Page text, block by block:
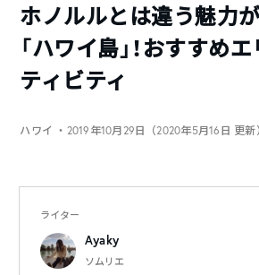
ホノルルとは違う魅力
「ハワイ島」！おすすめ
ティビティ
ハワイ ・2019年10月29日（2020年5月16日 更新
ライター
Ayaky
ソムリエ